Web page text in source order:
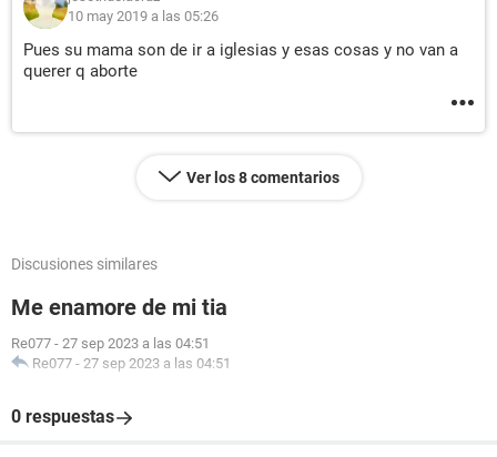
10 may 2019 a las 05:26
Pues su mama son de ir a iglesias y esas cosas y no van a
querer q aborte
Ver los 8 comentarios
Discusiones similares
Me enamore de mi tia
Re077 - 27 sep 2023 a las 04:51
Re077 - 27 sep 2023 a las 04:51
0 respuestas